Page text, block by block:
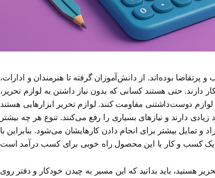
پرتقاضا بوده‌اند. از دانش‌آموزان گرفته تا هنرمندان و ادارات،
دارند. حتی هستند کسانی که بدون نیاز داشتن به لوازم تحریر،
لوازم دوست‌داشتنی مقاومت کنند. لوازم تحریر ابزارهایی هستند
دارند و نیازهای بسیاری را رفع می‌کنند. تنوع هر چه بیشتر
و تمایل بیشتر برای انجام دادن کارهایشان می‌شود. بنابراین با
هستید، باید بدانید که این مسیر به چیدن خودکار و دفتر روی